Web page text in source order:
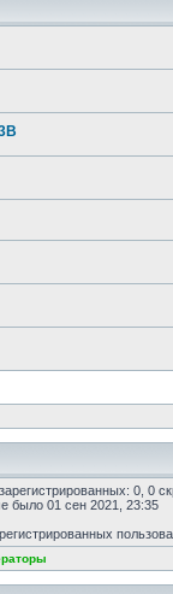
зарегистрированных: 0, 0
было 01 сен 2021, 23:35